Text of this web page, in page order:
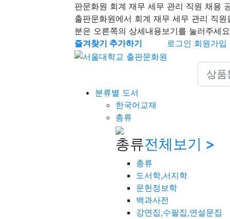
판문화원 회계 재무 세무 관리 직원 채용
출판문화원에서 회계 재무 세무 관리 직
분은 오른쪽의 상세내용보기를 눌러주세
즐겨찾기 추가하기
로그인 회원가입
Search
분류별 도서
한국어교재
총류
총류전체보기 >
총류
도서학,서지학
문헌정보학
백과사전
강연집,수필집,연설문집